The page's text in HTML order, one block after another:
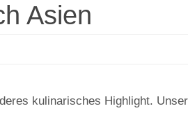
Asien
kulinarisches Highlight.